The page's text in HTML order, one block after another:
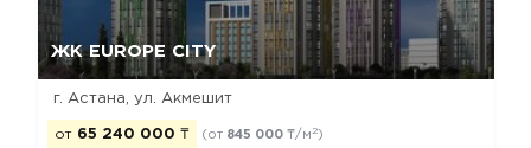
ЖК EUROPE CITY
г. Астана, ул. Акмешит
от 65 240 000 ₸ (от 845 000 ₸/м 2)
Да, удалить Отмена